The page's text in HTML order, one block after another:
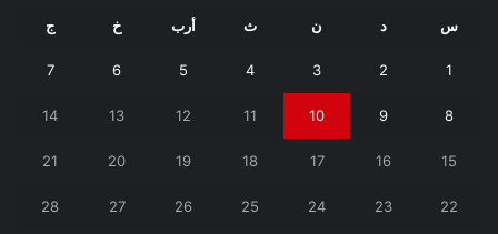
س د ن ث أرب خ ج
1
2
3
4
5
6
7
8
9
10
11
12
13
14
15
16
17
18
19
20
21
22
23
24
25
26
27
28